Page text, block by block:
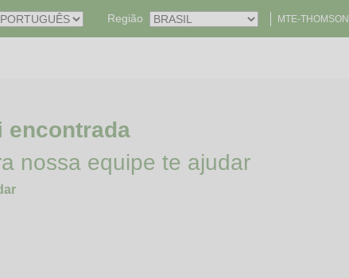
Região MTE-THOMSON
encontrada
nossa equipe te ajudar